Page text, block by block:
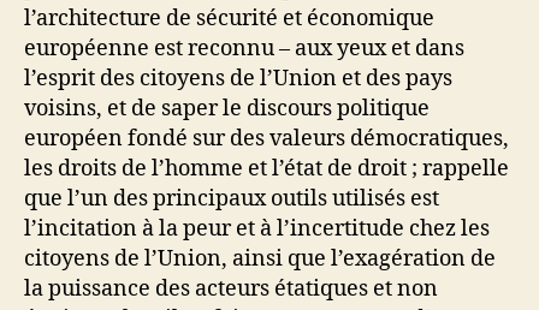
l’architecture de sécurité et économique
européenne est reconnu – aux yeux et dans
l’esprit des citoyens de l’Union et des pays
voisins, et de saper le discours politique
européen fondé sur des valeurs démocratiques,
les droits de l’homme et l’état de droit ; rappelle
que l’un des principaux outils utilisés est
l’incitation à la peur et à l’incertitude chez les
citoyens de l’Union, ainsi que l’exagération de
la puissance des acteurs étatiques et non